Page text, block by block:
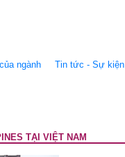
ngành Tin tức - Sự kiện
TẠI VIỆT NAM